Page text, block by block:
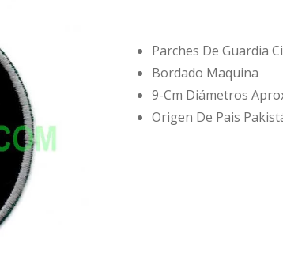
Parches De Guardia
Bordado Maquina
9-Cm Diámetros
Origen De Pais